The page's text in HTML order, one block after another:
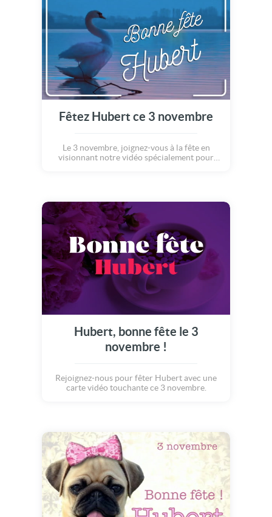
Fêtez Hubert ce 3 novembre
Le 3 novembre, joignez-vous à la fête en
visionnant notre vidéo spécialement pour
Hubert, bonne fête le 3
novembre !
Rejoignez-nous pour fêter Hubert avec une
carte vidéo touchante ce 3 novembre.